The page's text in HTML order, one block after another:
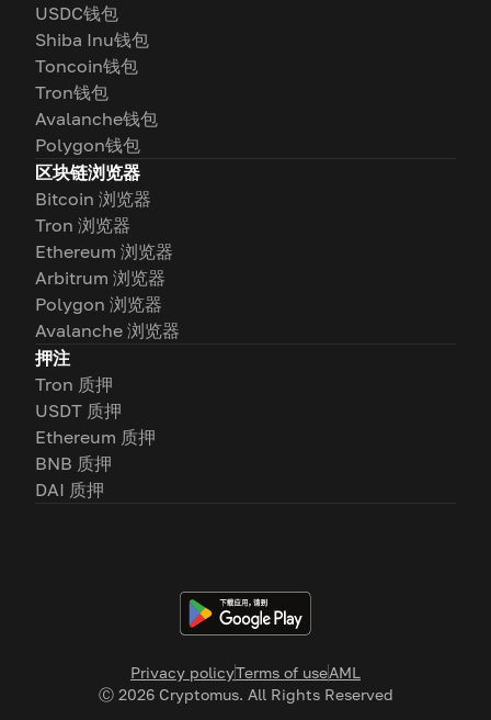
Privacy policyTerms of useAML
Ⓒ 2026Cryptomus. All Rights Reserved
USDC钱包
Shiba Inu钱包
Toncoin钱包
Tron钱包
Avalanche钱包
Polygon钱包
区块链浏览器
Bitcoin 浏览器
Tron 浏览器
Ethereum 浏览器
Arbitrum 浏览器
Polygon 浏览器
Avalanche 浏览器
押注
Tron 质押
USDT 质押
Ethereum 质押
BNB 质押
DAI 质押